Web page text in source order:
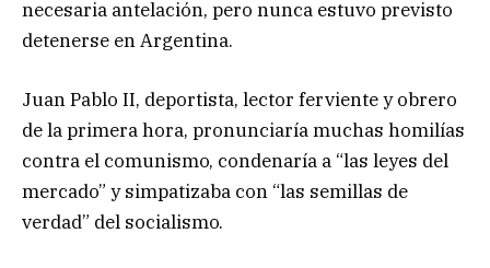
necesaria antelación, pero nunca estuvo previsto
detenerse en Argentina.
Juan Pablo II, deportista, lector ferviente y obrero
de la primera hora, pronunciaría muchas homilías
contra el comunismo, condenaría a “las leyes del
mercado” y simpatizaba con “las semillas de
verdad” del socialismo.